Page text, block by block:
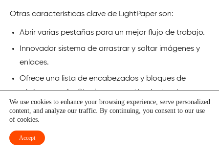
Otras características clave de LightPaper son:
Abrir varias pestañas para un mejor flujo de trabajo.
Innovador sistema de arrastrar y soltar imágenes y
enlaces.
Ofrece una lista de encabezados y bloques de
código para facilitar la navegación dentro de un
documento.
Vista previa en vivo para ver el aspecto de su
documento.
We use cookies to enhance your browsing experience, serve personalized
content, and analyze our traffic. By continuing, you consent to our use
of cookies.
Accept